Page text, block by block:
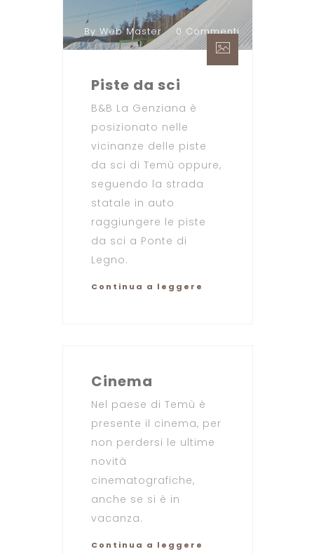
By Web Master 0 Commenti
Piste da sci
B&B La Genziana è
posizionato nelle
vicinanze delle piste
da sci di Temù oppure,
seguendo la strada
statale in auto
raggiungere le piste
da sci a Ponte di
Legno.
Continua a leggere
Cinema
Nel paese di Temù è
presente il cinema, per
non perdersi le ultime
novità
cinematografiche,
anche se si è in
vacanza.
Continua a leggere